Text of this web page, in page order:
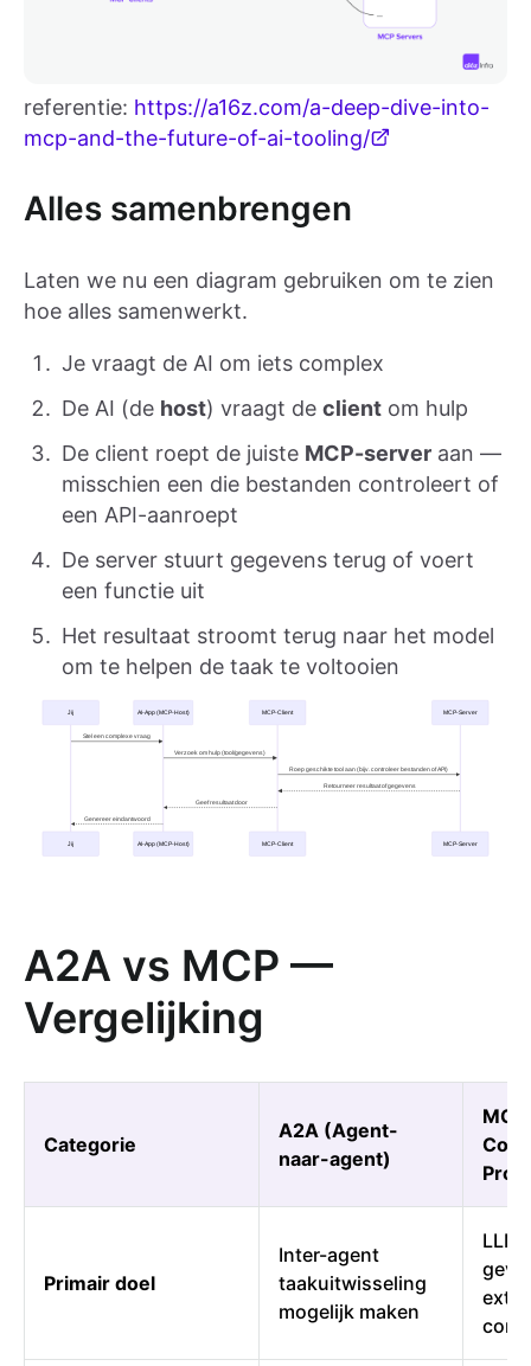
referentie: https://a16z.com/a-deep-dive-into-
mcp-and-the-future-of-ai-tooling/
Alles samenbrengen
Laten we nu een diagram gebruiken om te zien
hoe alles samenwerkt.
Je vraagt de AI om iets complex
De AI (de host) vraagt de client om hulp
De client roept de juiste MCP-server aan —
misschien een die bestanden controleert of
een API-aanroept
De server stuurt gegevens terug of voert
een functie uit
Het resultaat stroomt terug naar het model
om te helpen de taak te voltooien
A2A vs MCP —
Vergelijking
Categorie
A2A (Agent-
naar-agent)
Primair doel
Inter-agent
taakuitwisseling
mogelijk maken